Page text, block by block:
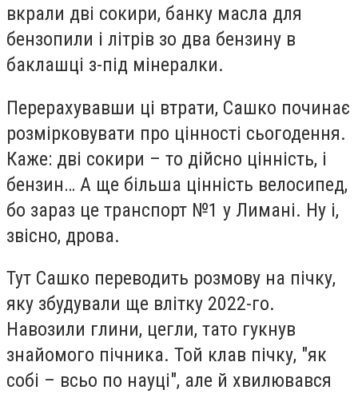
вкрали дві сокири, банку масла для
бензопили і літрів зо два бензину в
баклашці з-під мінералки.
Перерахувавши ці втрати, Сашко починає
розмірковувати про цінності сьогодення.
Каже: дві сокири – то дійсно цінність, і
бензин… А ще більша цінність велосипед,
бо зараз це транспорт №1 у Лимані. Ну і,
звісно, дрова.
Тут Сашко переводить розмову на пічку,
яку збудували ще влітку 2022-го.
Навозили глини, цегли, тато гукнув
знайомого пічника. Той клав пічку, "як
собі – всьо по науці", але й хвилювався